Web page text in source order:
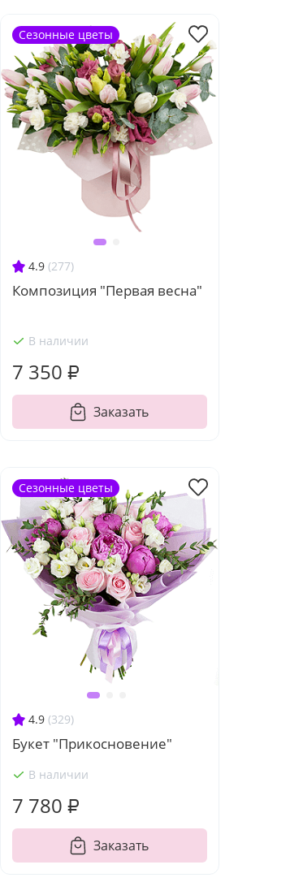
4.9 (277)
Композиция "Первая весна"
В наличии
7 350 ₽
Заказать
Сезонные цветы
4.9 (329)
Букет "Прикосновение"
В наличии
7 780 ₽
Заказать
Сезонные цветы